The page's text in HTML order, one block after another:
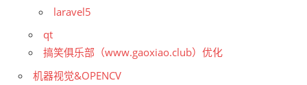
laravel5
qt
搞笑俱乐部（www.gaoxiao.club）优化
机器视觉&OPENCV